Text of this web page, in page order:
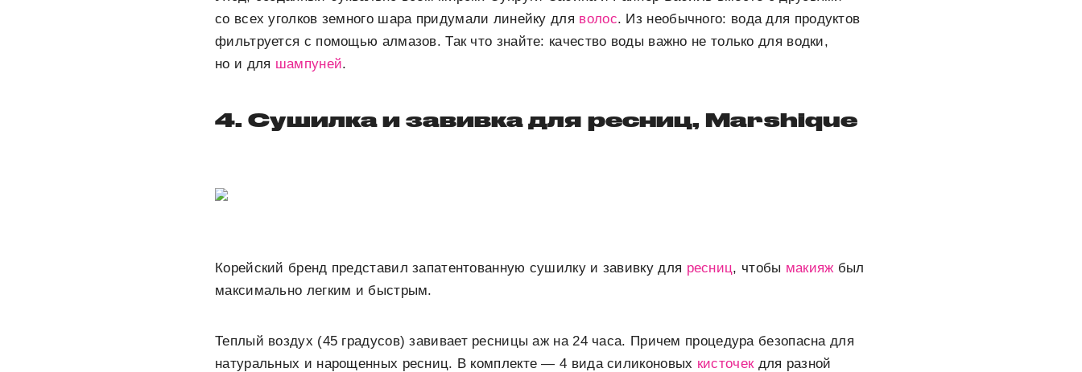
со всех уголков земного шара придумали линейку для волос. Из необычного: вода для продуктов
фильтруется с помощью алмазов. Так что знайте: качество воды важно не только для водки,
но и для шампуней.
4. Сушилка и завивка для ресниц, Marshique
Корейский бренд представил запатентованную сушилку и завивку для ресниц, чтобы макияж был
максимально легким и быстрым.
Теплый воздух (45 градусов) завивает ресницы аж на 24 часа. Причем процедура безопасна для
натуральных и нарощенных ресниц. В комплекте — 4 вида силиконовых кисточекдля разной